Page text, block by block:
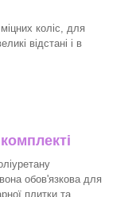
коліс, для
відстані і в
обов'язкова для
плитки та